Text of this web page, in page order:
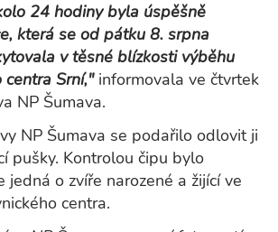
24 hodiny byla úspěšně
která se od pátku 8. srpna
v těsné blízkosti výběhu
centra Srní," informovala ve čtvrtek
NP Šumava.
NP Šumava se podařilo odlovit ji
pušky. Kontrolou čipu bylo
jedná o zvíře narozené a žijící ve
centra.